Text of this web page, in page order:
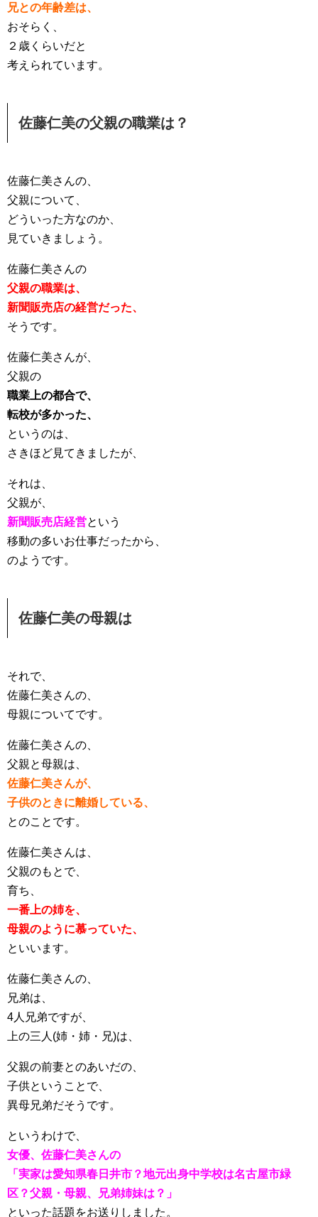
兄との年齢差は、
おそらく、
２歳くらいだと
考えられています。
佐藤仁美の父親の職業は？
佐藤仁美さんの、
父親について、
どういった方なのか、
見ていきましょう。
佐藤仁美さんの
父親の職業は、
新聞販売店の経営だった、
そうです。
佐藤仁美さんが、
父親の
職業上の都合で、
転校が多かった、
というのは、
さきほど見てきましたが、
それは、
父親が、
新聞販売店経営という
移動の多いお仕事だったから、
のようです。
佐藤仁美の母親は
それで、
佐藤仁美さんの、
母親についてです。
佐藤仁美さんの、
父親と母親は、
佐藤仁美さんが、
子供のときに離婚している、
とのことです。
佐藤仁美さんは、
父親のもとで、
育ち、
一番上の姉を、
母親のように慕っていた、
といいます。
佐藤仁美さんの、
兄弟は、
4人兄弟ですが、
上の三人(姉・姉・兄)は、
父親の前妻とのあいだの、
子供ということで、
異母兄弟だそうです。
というわけで、
女優、佐藤仁美さんの
「実家は愛知県春日井市？地元出身中学校は名古屋市緑
区？父親・母親、兄弟姉妹は？」
といった話題をお送りしました。